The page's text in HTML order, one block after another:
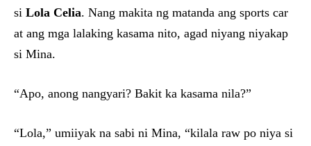
si Lola Celia. Nang makita ng matanda ang sports car
at ang mga lalaking kasama nito, agad niyang niyakap
si Mina.
“Apo, anong nangyari? Bakit ka kasama nila?”
“Lola,” umiiyak na sabi ni Mina, “kilala raw po niya si